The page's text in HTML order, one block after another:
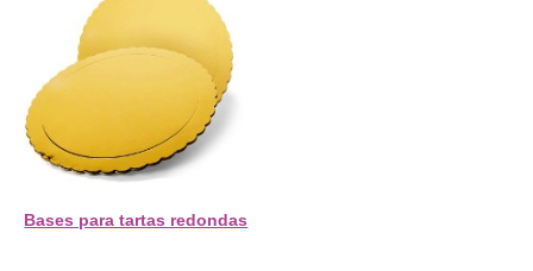
Bases para tartas redondas